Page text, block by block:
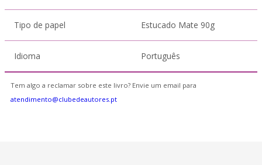
Tipo de papel Estucado Mate 90g
Idioma Português
Tem algo a reclamar sobre este livro? Envie um email para
atendimento@clubedeautores.pt